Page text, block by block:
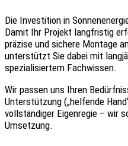
Die Investition in
Damit Ihr Projekt langfristig
präzise und sichere Montage
unterstützt Sie dabei mit
spezialisiertem Fachwissen.
Wir passen uns Ihren
Unterstützung („helfende
vollständiger Eigenregie – wir
Umsetzung.